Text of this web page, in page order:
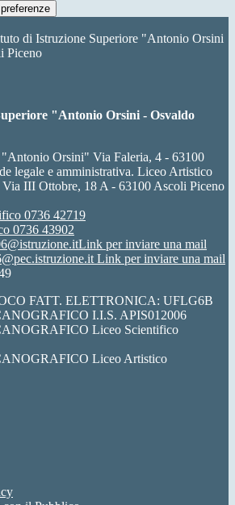
di Istruzione Superiore "Antonio Orsini
Piceno
"Antonio Orsini - Osvaldo
Orsini" Via Faleria, 4 - 63100
legale e amministrativa. Liceo Artistico
III Ottobre, 18 A - 63100 Ascoli Piceno
0736 42719
0736 43902
Link per inviare una mail
Link per inviare una mail
FATT. ELETTRONICA: UFLG6B
I.I.S. APIS012006
Liceo Scientifico
Liceo Artistico